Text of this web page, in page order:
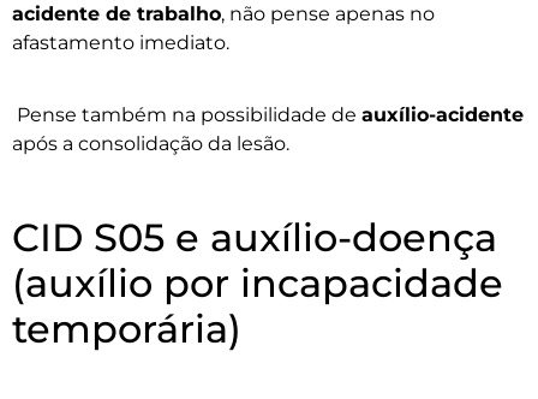
acidente de trabalho, não pense apenas no
afastamento imediato.
Pense também na possibilidade de auxílio-acidente
após a consolidação da lesão.
CID S05 e auxílio-doença
(auxílio por incapacidade
temporária)